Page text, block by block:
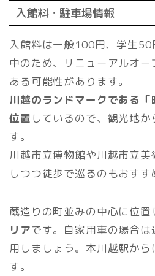
入館料・駐車場情報
入館料は一般100円、学生50
中のため、リニューアルオ
ある可能性があります。
川越のランドマークである
位置 しているので、観光地
す。
川越市立博物館や川越市立
しつつ徒歩で巡るのもおすす
蔵造りの町並みの中心に位置
リアです。自家用車の場合
用しましょう。本川越駅か
す。